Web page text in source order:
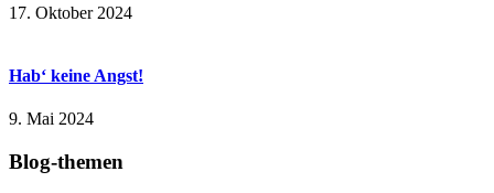
17. Oktober 2024
Hab‘ keine Angst!
9. Mai 2024
Blog-themen